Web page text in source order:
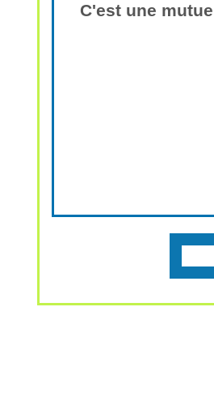
C'est une